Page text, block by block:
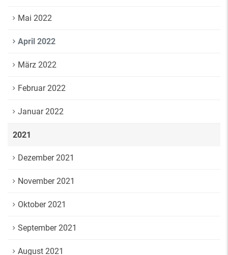
Mai 2022
April 2022
März 2022
Februar 2022
Januar 2022
2021
Dezember 2021
November 2021
Oktober 2021
September 2021
August 2021